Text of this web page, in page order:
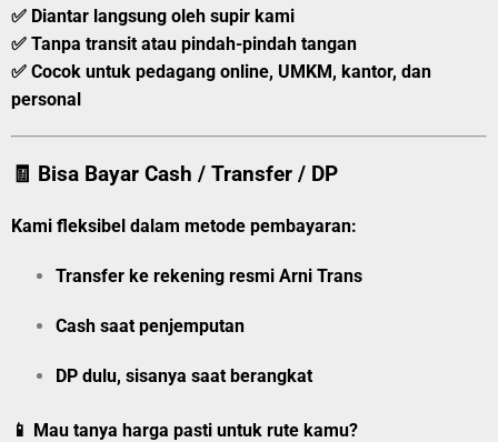
✅ Diantar langsung oleh supir kami
✅ Tanpa transit atau pindah-pindah tangan
✅ Cocok untuk pedagang online, UMKM, kantor, dan
personal
🧾 Bisa Bayar Cash / Transfer / DP
Kami fleksibel dalam metode pembayaran:
Transfer ke rekening resmi Arni Trans
Cash saat penjemputan
DP dulu, sisanya saat berangkat
📱 Mau tanya harga pasti untuk rute kamu?